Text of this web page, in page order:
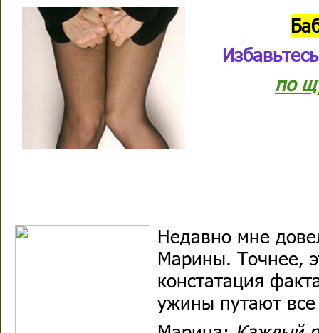
по
Недавно мне
Марины. Точнее,
констатация
ужины путают